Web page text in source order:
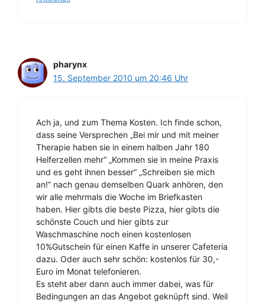
pharynx
15. September 2010 um 20:46 Uhr
Ach ja, und zum Thema Kosten. Ich finde schon,
dass seine Versprechen „Bei mir und mit meiner
Therapie haben sie in einem halben Jahr 180
Helferzellen mehr“ „Kommen sie in meine Praxis
und es geht ihnen besser“ „Schreiben sie mich
an!“ nach genau demselben Quark anhören, den
wir alle mehrmals die Woche im Briefkasten
haben. Hier gibts die beste Pizza, hier gibts die
schönste Couch und hier gibts zur
Waschmaschine noch einen kostenlosen
10%Gutschein für einen Kaffe in unserer Cafeteria
dazu. Oder auch sehr schön: kostenlos für 30,-
Euro im Monat telefonieren.
Es steht aber dann auch immer dabei, was für
Bedingungen an das Angebot geknüpft sind. Weil